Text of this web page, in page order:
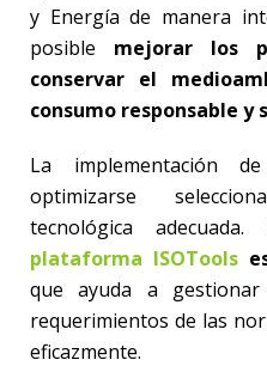
y Energía de manera
posible mejorar los
conservar el
consumo responsable y
La implementación
optimizarse
tecnológica
plataforma ISOTools
que ayuda a
requerimientos de las
eficazmente.